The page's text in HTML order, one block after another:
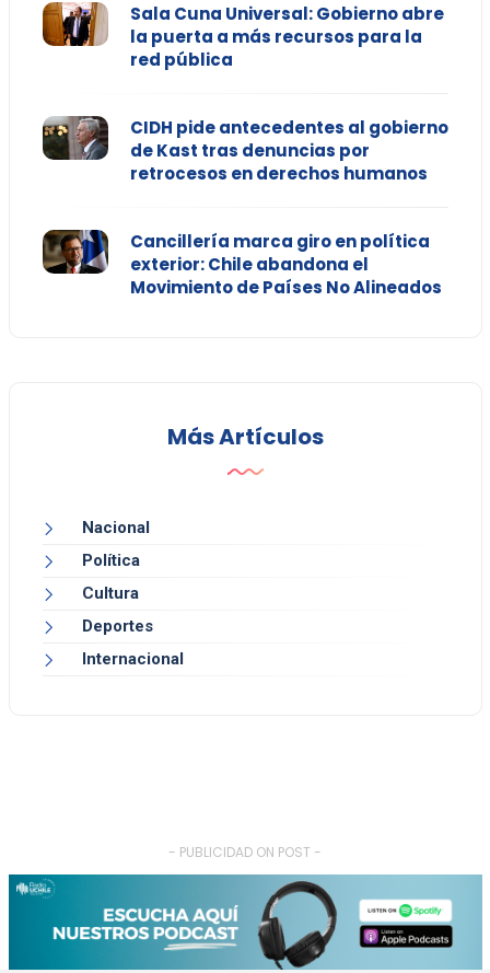
Sala Cuna Universal: Gobierno abre
la puerta a más recursos para la
red pública
CIDH pide antecedentes al gobierno
de Kast tras denuncias por
retrocesos en derechos humanos
Cancillería marca giro en política
exterior: Chile abandona el
Movimiento de Países No Alineados
Más Artículos
Nacional
Política
Cultura
Deportes
Internacional
- PUBLICIDAD ON POST -